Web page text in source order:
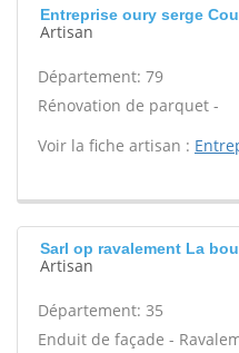
Entreprise oury serge
Artisan
Département: 79
Rénovation de parquet -
Voir la fiche artisan :
Sarl op ravalement La
Artisan
Département: 35
Enduit de façade -